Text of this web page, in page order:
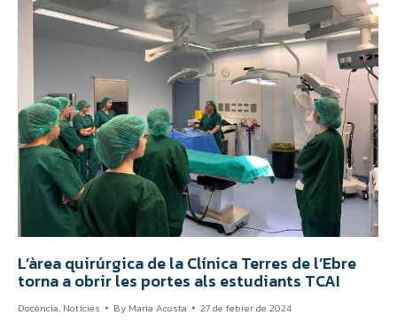
L’àrea quirúrgica de la Clínica Terres de l’Ebre
torna a obrir les portes als estudiants TCAI
Docència, Notícies By Maria Acosta 27 de febrer de 2024